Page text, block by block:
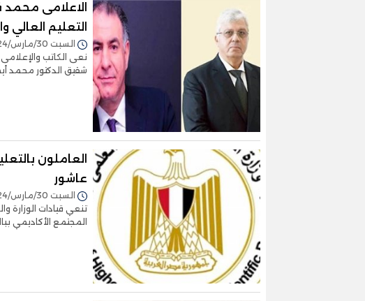
الاعلامى
التعليم العالي
السبت 30/مارس/2024 - 01:36 م
نعى الكاتب
شقيق الدكتور محمد
العاملون
عاشور
السبت 30/مارس/2024 - 11:59 ص
تنعي قيادات الوزارة
المجتمع الأكاديمي